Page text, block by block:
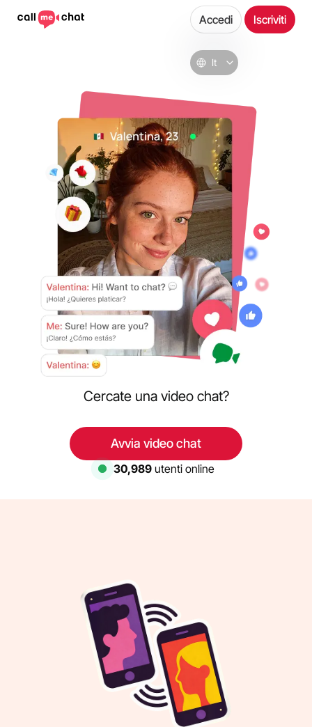
It
Accedi Iscriviti
Cercate una video chat?
Avvia video chat
30,989utenti online